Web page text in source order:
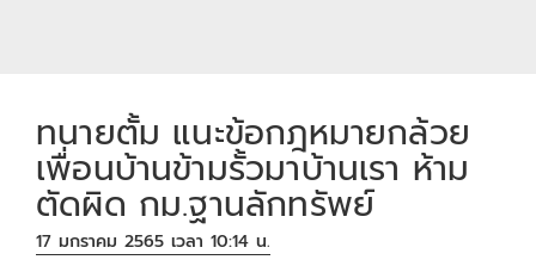
ทนายตั้ม แนะข้อกฎหมายกล้วย
เพื่อนบ้านข้ามรั้วมาบ้านเรา ห้าม
ตัดผิด กม.ฐานลักทรัพย์
17 มกราคม 2565 เวลา 10:14 น.